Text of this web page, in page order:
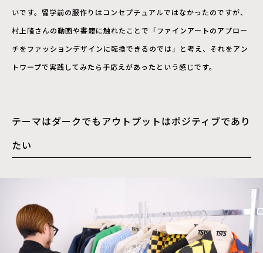
いです。留学前の服作りはコンセプチュアルではなかったのですが、
村上隆さんの動画や書籍に触れたことで「ファインアートのアプロー
チをファッションデザインに転換できるのでは」と考え、それをアン
トワープで実践してみたら手応えがあったという感じです。
テーマはダークでもアウトプットはポジティブであり
たい